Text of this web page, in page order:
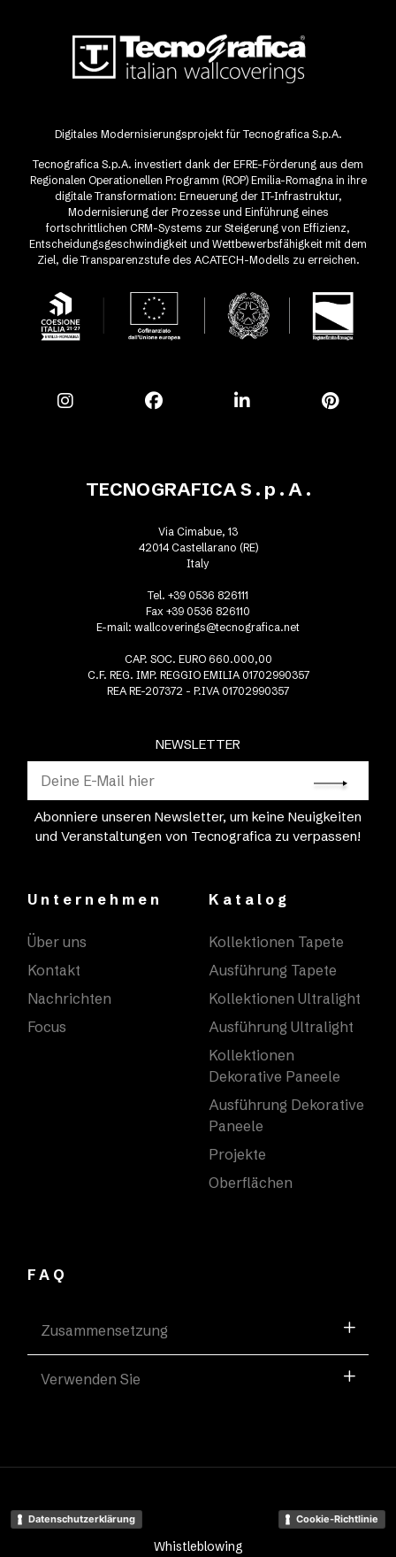
Digitales Modernisierungsprojekt für Tecnografica S.p.A.
Tecnografica S.p.A. investiert dank der EFRE-Förderung aus dem
Regionalen Operationellen Programm (ROP) Emilia-Romagna in ihre
digitale Transformation: Erneuerung der IT-Infrastruktur,
Modernisierung der Prozesse und Einführung eines
fortschrittlichen CRM-Systems zur Steigerung von Effizienz,
Entscheidungsgeschwindigkeit und Wettbewerbsfähigkeit mit dem
Ziel, die Transparenzstufe des ACATECH-Modells zu erreichen.
NEWSLETTER
Abonniere unseren Newsletter, um keine Neuigkeiten
und Veranstaltungen von Tecnografica zu verpassen!
TECNOGRAFICA S . p . A .
Via Cimabue, 13
42014 Castellarano (RE)
Italy
Tel. +39 0536 826111
Fax +39 0536 826110
E-mail: wallcoverings@tecnografica.net
CAP. SOC. EURO 660.000,00
C.F. REG. IMP. REGGIO EMILIA 01702990357
REA RE-207372 - P.IVA 01702990357
Unternehmen
Über uns
Kontakt
Nachrichten
Focus
Katalog
Kollektionen Tapete
Ausführung Tapete
Kollektionen Ultralight
Ausführung Ultralight
Kollektionen
Dekorative Paneele
Ausführung Dekorative
Paneele
Projekte
Oberflächen
FAQ
Zusammensetzung
Verwenden Sie
Datenschutzerklärung Cookie-Richtlinie
Whistleblowing